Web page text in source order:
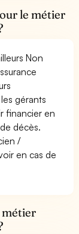
le métier
Non
gérants
financier en
décès.
/
en cas de
métier